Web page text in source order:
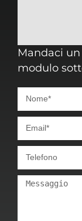
Mandaci
modulo